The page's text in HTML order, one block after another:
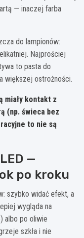
— inaczej farba
do lampionów:
Najprościej
to pasta do
większej ostrożności.
miały kontakt z
(np. świeca bez
to nie są
—
po kroku
szybko widać efekt, a
wygląda na
albo po oliwie
szkła i nie